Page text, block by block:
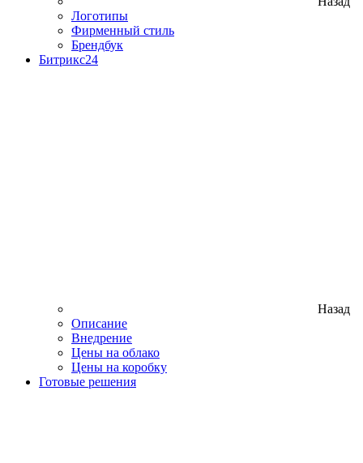
Логотипы
Фирменный стиль
Брендбук
Битрикс24
Назад
Описание
Внедрение
Цены на облако
Цены на коробку
Готовые решения